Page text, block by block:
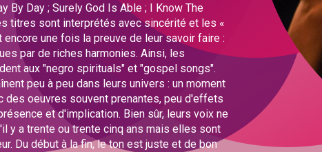
By Day ; Surely God Is Able ; I Know The
titres sont interprétés avec sincérité et les «
une fois la preuve de leur savoir faire :
par de riches harmonies. Ainsi, les
aux "negro spirituals" et "gospel songs".
peu à peu dans leurs univers : un moment
des oeuvres souvent prenantes, peu d'effets
et d'implication. Bien sûr, leurs voix ne
y a trente ou trente cinq ans mais elles sont
Du début à la fin, le ton est juste et de bon